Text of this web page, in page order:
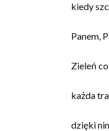
kiedy
Panem,
Zieleń
każda
dzięki